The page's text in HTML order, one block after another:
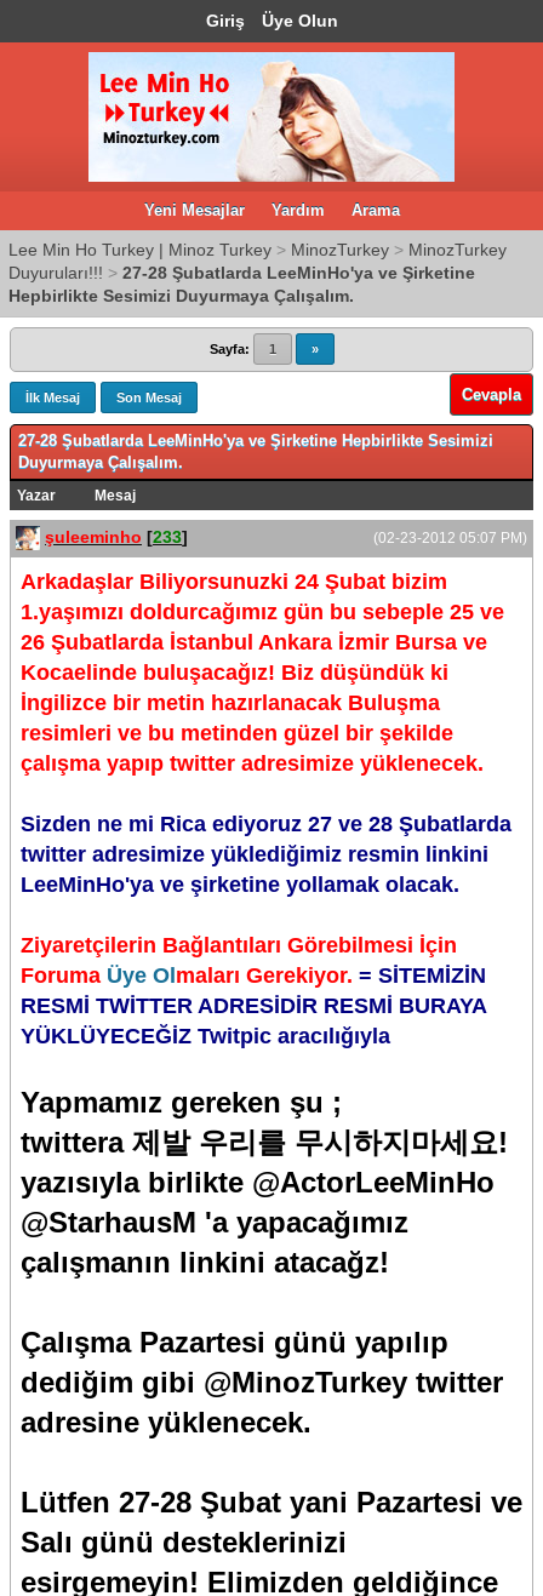
Giriş Üye Olun
Yeni Mesajlar Yardım Arama
Lee Min Ho Turkey | Minoz Turkey > MinozTurkey > MinozTurkey
Duyuruları!!! > 27-28 Şubatlarda LeeMinHo'ya ve Şirketine
Hepbirlikte Sesimizi Duyurmaya Çalışalım.
Sayfa: 1 »
İlk Mesaj Son Mesaj Cevapla
27-28 Şubatlarda LeeMinHo'ya ve Şirketine Hepbirlikte Sesimizi
Duyurmaya Çalışalım.
Yazar Mesaj
(02-23-2012 05:07 PM)
şuleeminho [233]
Arkadaşlar Biliyorsunuzki 24 Şubat bizim
1.yaşımızı doldurcağımız gün bu sebeple 25 ve
26 Şubatlarda İstanbul Ankara İzmir Bursa ve
Kocaelinde buluşacağız! Biz düşündük ki
İngilizce bir metin hazırlanacak Buluşma
resimleri ve bu metinden güzel bir şekilde
çalışma yapıp twitter adresimize yüklenecek.
Sizden ne mi Rica ediyoruz 27 ve 28 Şubatlarda
twitter adresimize yüklediğimiz resmin linkini
LeeMinHo'ya ve şirketine yollamak olacak.
Ziyaretçilerin Bağlantıları Görebilmesi İçin
Foruma Üye Ol maları Gerekiyor. = SİTEMİZİN
RESMİ TWİTTER ADRESİDİR RESMİ BURAYA
YÜKLÜYECEĞİZ Twitpic aracılığıyla
Yapmamız gereken şu ;
twittera 제발 우리를 무시하지마세요!
yazısıyla birlikte @ActorLeeMinHo
@StarhausM 'a yapacağımız
çalışmanın linkini atacağz!
Çalışma Pazartesi günü yapılıp
dediğim gibi @MinozTurkey twitter
adresine yüklenecek.
Lütfen 27-28 Şubat yani Pazartesi ve
Salı günü desteklerinizi
esirgemeyin! Elimizden geldiğince